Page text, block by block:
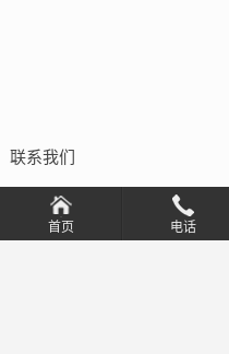
联系我们
电话：021-5169 1811
电话：021-5169 1822
首页 电话